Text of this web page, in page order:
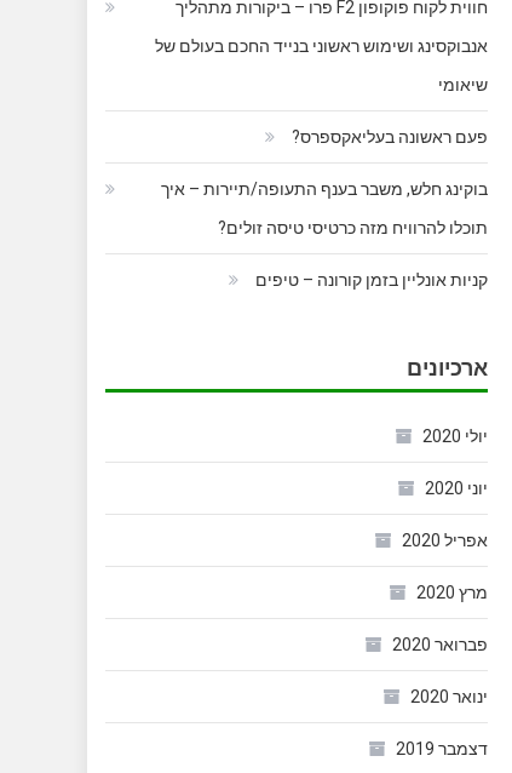
חווית לקוח פוקופון F2 פרו – ביקורות מתהליך
אנבוקסינג ושימוש ראשוני בנייד החכם בעולם של
שיאומי
פעם ראשונה בעליאקספרס?
בוקינג חלש, משבר בענף התעופה/תיירות – איך
תוכלו להרוויח מזה כרטיסי טיסה זולים?
קניות אונליין בזמן קורונה – טיפים
ארכיונים
יולי 2020
יוני 2020
אפריל 2020
מרץ 2020
פברואר 2020
ינואר 2020
דצמבר 2019